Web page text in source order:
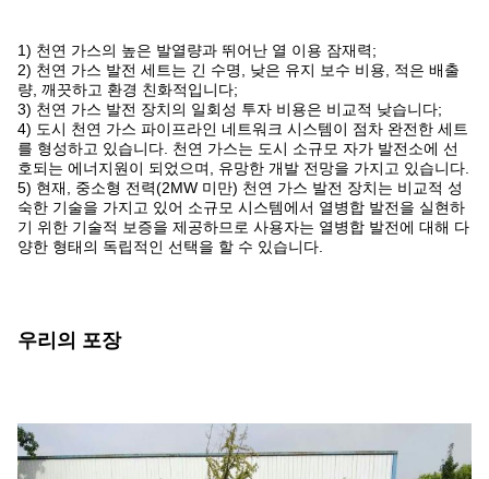
1) 천연 가스의 높은 발열량과 뛰어난 열 이용 잠재력;
2) 천연 가스 발전 세트는 긴 수명, 낮은 유지 보수 비용, 적은 배출
량, 깨끗하고 환경 친화적입니다;
3) 천연 가스 발전 장치의 일회성 투자 비용은 비교적 낮습니다;
4) 도시 천연 가스 파이프라인 네트워크 시스템이 점차 완전한 세트
를 형성하고 있습니다. 천연 가스는 도시 소규모 자가 발전소에 선
호되는 에너지원이 되었으며, 유망한 개발 전망을 가지고 있습니다.
5) 현재, 중소형 전력(2MW 미만) 천연 가스 발전 장치는 비교적 성
숙한 기술을 가지고 있어 소규모 시스템에서 열병합 발전을 실현하
기 위한 기술적 보증을 제공하므로 사용자는 열병합 발전에 대해 다
양한 형태의 독립적인 선택을 할 수 있습니다.
우리의 포장